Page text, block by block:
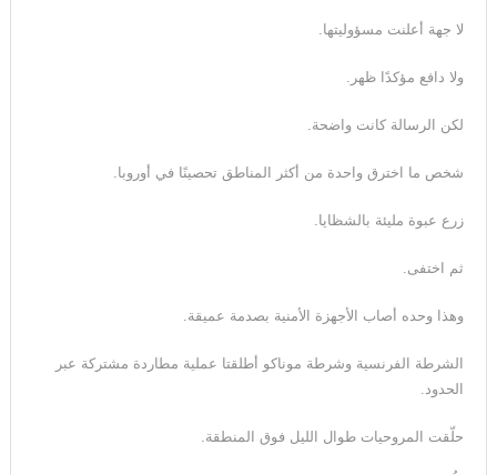
لا جهة أعلنت مسؤوليتها.
ولا دافع مؤكدًا ظهر.
لكن الرسالة كانت واضحة.
شخص ما اخترق واحدة من أكثر المناطق تحصينًا في أوروبا.
زرع عبوة مليئة بالشظايا.
ثم اختفى.
وهذا وحده أصاب الأجهزة الأمنية بصدمة عميقة.
الشرطة الفرنسية وشرطة موناكو أطلقتا عملية مطاردة مشتركة عبر
الحدود.
حلّقت المروحيات طوال الليل فوق المنطقة.